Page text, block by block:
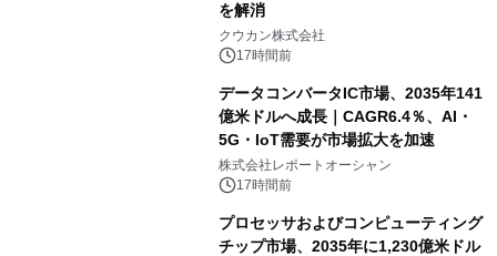
を解消
クウカン株式会社
17時間前
データコンバータIC市場、2035年141
億米ドルへ成長｜CAGR6.4％、AI・
5G・IoT需要が市場拡大を加速
株式会社レポートオーシャン
17時間前
プロセッサおよびコンピューティング
チップ市場、2035年に1,230億米ドル